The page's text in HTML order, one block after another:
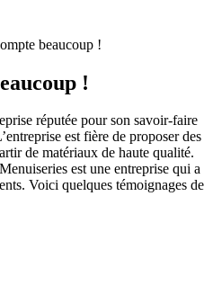
beaucoup !
!
réputée pour son savoir-faire
est fière de proposer des
de matériaux de haute qualité.
est une entreprise qui a
Voici quelques témoignages de